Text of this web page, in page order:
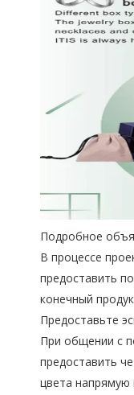
Подробное
В процессе
предоставить
конечный
Предоставьте
При общении с
предоставить
цвета